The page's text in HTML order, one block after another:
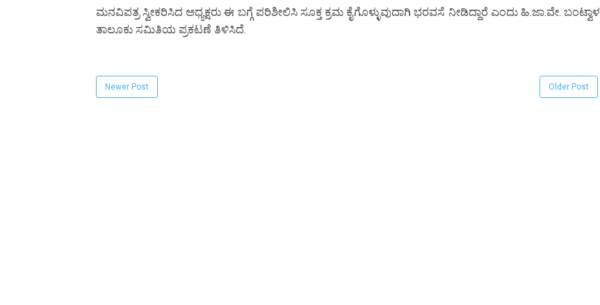
ಮನವಿಪತ್ರ ಸ್ವೀಕರಿಸಿದ ಅಧ್ಯಕ್ಷರು ಈ ಬಗ್ಗೆ ಪರಿಶೀಲಿಸಿ ಸೂಕ್ತ ಕ್ರಮ ಕೈಗೊಳ್ಳುವುದಾಗಿ ಭರವಸೆ ನೀಡಿದ್ದಾರೆ ಎಂದು ಹಿ.ಜಾ.ವೇ. ಬಂಟ್ವಾಳ
ತಾಲೂಕು ಸಮಿತಿಯ ಪ್ರಕಟಣೆ ತಿಳಿಸಿದೆ.
Newer Post Older Post